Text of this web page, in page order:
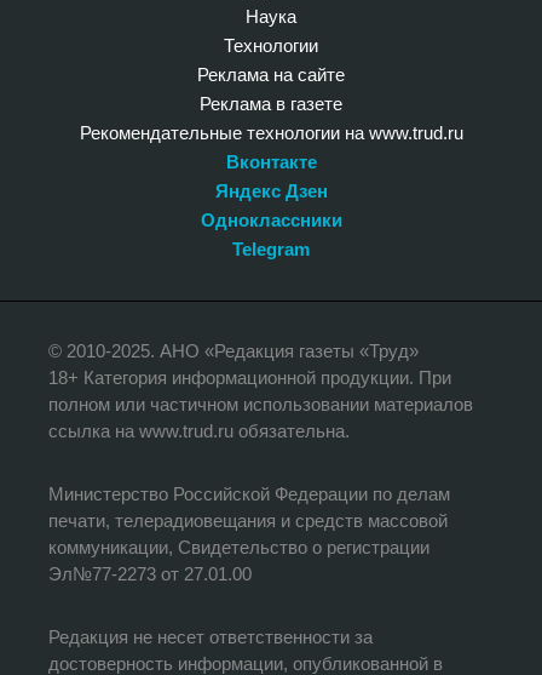
Наука
Технологии
Реклама на сайте
Реклама в газете
Рекомендательные технологии на www.trud.ru
Вконтакте
Яндекс Дзен
Одноклассники
Telegram
© 2010-2025. АНО «Редакция газеты «Труд»
18+ Категория информационной продукции. При
полном или частичном использовании материалов
ссылка на www.trud.ru обязательна.
Министерство Российской Федерации по делам
печати, телерадиовещания и средств массовой
коммуникации, Свидетельство о регистрации
Эл№77-2273 от 27.01.00
Редакция не несет ответственности за
достоверность информации, опубликованной в